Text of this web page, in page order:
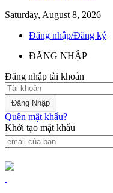
Saturday, August 8, 2026
Đăng nhập/Đăng ký
ĐĂNG NHẬP
Đăng nhập tài khoản
Quên mật khẩu?
Khởi tạo mật khẩu